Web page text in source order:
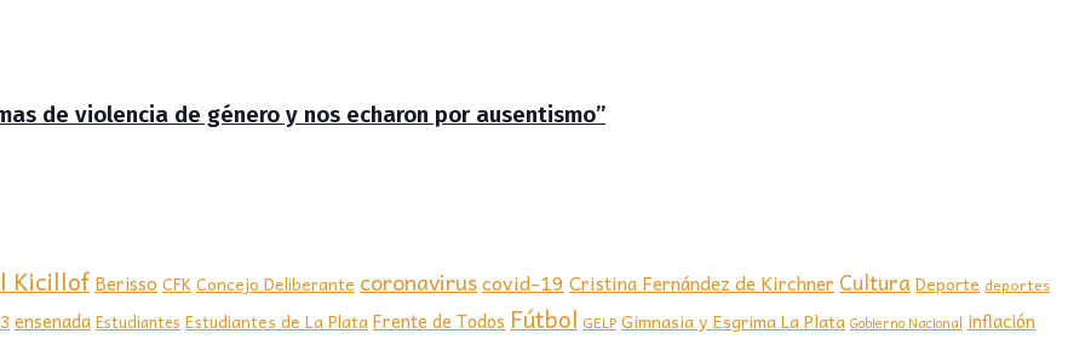
de violencia de género y nos echaron por ausentismo”
Kicillof Berisso CFKConcejo Deliberante coronaviruscovid-19 Cristina Fernández de Kirchner Cultura Deporte deportes
ensenada Estudiantes Estudiantes de La PlataFrente de Todos Fútbol GELP Gimnasia y Esgrima La Plata Gobierno Nacional inflación